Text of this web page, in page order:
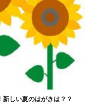
新しい夏のはがきは？？